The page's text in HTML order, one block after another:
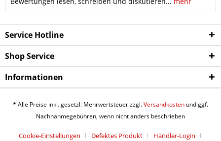
Service Hotline
Shop Service
Informationen
* Alle Preise inkl. gesetzl. Mehrwertsteuer zzgl.Versandkosten und ggf.
Nachnahmegebühren, wenn nicht anders beschrieben
Cookie-Einstellungen Defektes Produkt
Händler-Login